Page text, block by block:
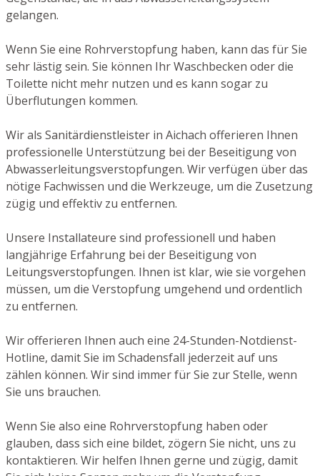
gelangen.
Wenn Sie eine Rohrverstopfung haben, kann das für Sie
sehr lästig sein. Sie können Ihr Waschbecken oder die
Toilette nicht mehr nutzen und es kann sogar zu
Überflutungen kommen.
Wir als Sanitärdienstleister in Aichach offerieren Ihnen
professionelle Unterstützung bei der Beseitigung von
Abwasserleitungsverstopfungen. Wir verfügen über das
nötige Fachwissen und die Werkzeuge, um die Zusetzung
zügig und effektiv zu entfernen.
Unsere Installateure sind professionell und haben
langjährige Erfahrung bei der Beseitigung von
Leitungsverstopfungen. Ihnen ist klar, wie sie vorgehen
müssen, um die Verstopfung umgehend und ordentlich
zu entfernen.
Wir offerieren Ihnen auch eine 24-Stunden-Notdienst-
Hotline, damit Sie im Schadensfall jederzeit auf uns
zählen können. Wir sind immer für Sie zur Stelle, wenn
Sie uns brauchen.
Wenn Sie also eine Rohrverstopfung haben oder
glauben, dass sich eine bildet, zögern Sie nicht, uns zu
kontaktieren. Wir helfen Ihnen gerne und zügig, damit